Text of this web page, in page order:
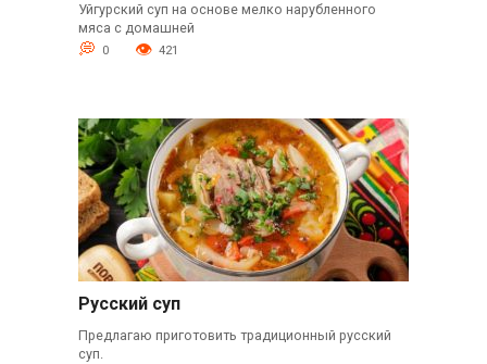
Уйгурский суп на основе мелко нарубленного
мяса с домашней
0 421
Русский суп
Предлагаю приготовить традиционный русский
суп.